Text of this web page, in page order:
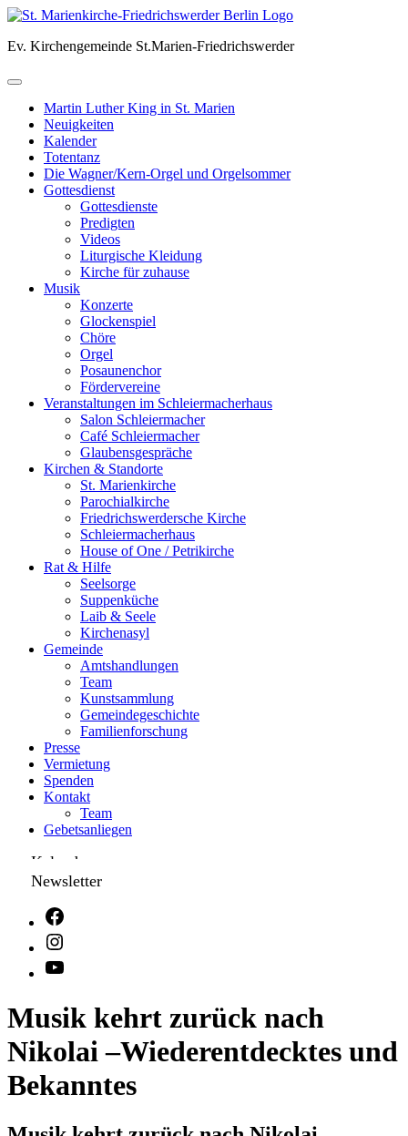
Skip
content
Ev. Kirchengemeinde St.Marien-Friedrichswerder
Martin Luther King in St. Marien
Neuigkeiten
Kalender
Totentanz
Die Wagner/Kern-Orgel und Orgelsommer
Gottesdienst
Gottesdienste
Predigten
Videos
Liturgische Kleidung
Kirche für zuhause
Musik
Konzerte
Glockenspiel
Chöre
Orgel
Posaunenchor
Fördervereine
Veranstaltungen im Schleiermacherhaus
Salon Schleiermacher
Café Schleiermacher
Glaubensgespräche
Kirchen & Standorte
St. Marienkirche
Parochialkirche
Friedrichswerdersche Kirche
Schleiermacherhaus
House of One / Petrikirche
Rat & Hilfe
Seelsorge
Suppenküche
Laib & Seele
Kirchenasyl
Gemeinde
Amtshandlungen
Team
Kunstsammlung
Gemeindegeschichte
Familienforschung
Presse
Vermietung
Spenden
Kontakt
Team
Gebetsanliegen
Kalender
Newsletter
Musik kehrt zurück nach
Nikolai –Wiederentdecktes und
Bekanntes